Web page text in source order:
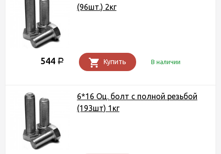
(96шт.) 2кг
544 Р Купить В наличии
6*16 Оц. болт с полной резьбой
(193шт) 1кг